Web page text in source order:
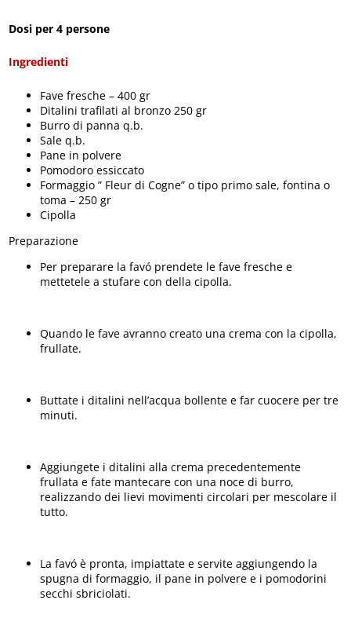
Dosi per 4 persone
Ingredienti
Fave fresche – 400 gr
Ditalini trafilati al bronzo 250 gr
Burro di panna q.b.
Sale q.b.
Pane in polvere
Pomodoro essiccato
Formaggio ” Fleur di Cogne” o tipo primo sale, fontina o
toma – 250 gr
Cipolla
Preparazione
Per preparare la favó prendete le fave fresche e
mettetele a stufare con della cipolla.
Quando le fave avranno creato una crema con la cipolla,
frullate.
Buttate i ditalini nell’acqua bollente e far cuocere per tre
minuti.
Aggiungete i ditalini alla crema precedentemente
frullata e fate mantecare con una noce di burro,
realizzando dei lievi movimenti circolari per mescolare il
tutto.
La favó è pronta, impiattate e servite aggiungendo la
spugna di formaggio, il pane in polvere e i pomodorini
secchi sbriciolati.